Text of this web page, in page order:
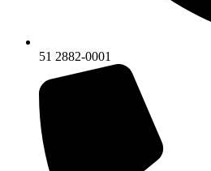
51 2882-0001